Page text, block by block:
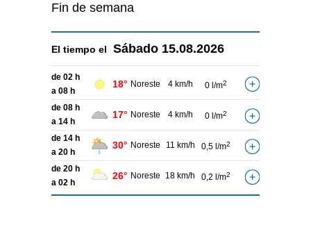
Fin de semana
El tiempo el Sábado 15.08.2026
de 02 h
a 08 h
18° Noreste 4 km/h 0 l/m2
de 08 h
a 14 h
17° Noreste 4 km/h 0 l/m2
de 14 h
a 20 h
30° Noreste 11 km/h 0,5 l/m2
de 20 h
a 02 h
26° Noreste 18 km/h 0,2 l/m2